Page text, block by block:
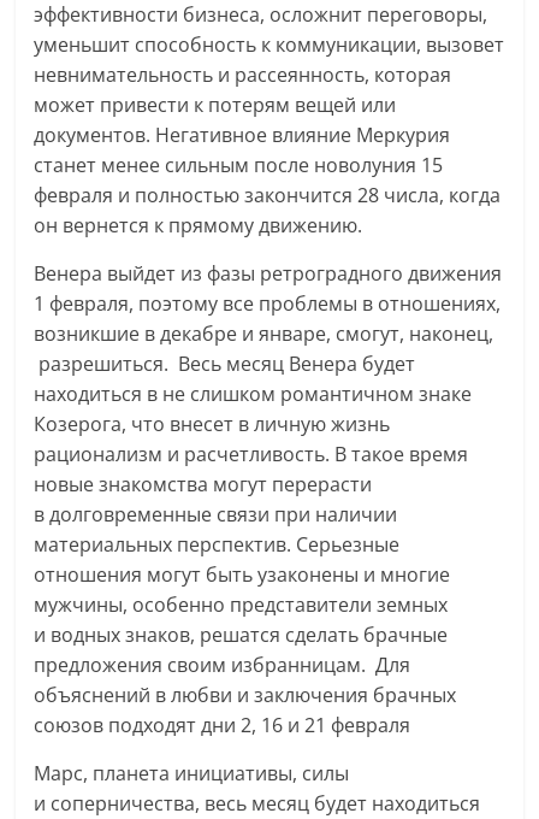
эффективности бизнеса, осложнит переговоры,
уменьшит способность к коммуникации, вызовет
невнимательность и рассеянность, которая
может привести к потерям вещей или
документов. Негативное влияние Меркурия
станет менее сильным после новолуния 15
февраля и полностью закончится 28 числа, когда
он вернется к прямому движению.
Венера выйдет из фазы ретроградного движения
1 февраля, поэтому все проблемы в отношениях,
возникшие в декабре и январе, смогут, наконец,
разрешиться. Весь месяц Венера будет
находиться в не слишком романтичном знаке
Козерога, что внесет в личную жизнь
рационализм и расчетливость. В такое время
новые знакомства могут перерасти
в долговременные связи при наличии
материальных перспектив. Серьезные
отношения могут быть узаконены и многие
мужчины, особенно представители земных
и водных знаков, решатся сделать брачные
предложения своим избранницам. Для
объяснений в любви и заключения брачных
союзов подходят дни 2, 16 и 21 февраля
Марс, планета инициативы, силы
и соперничества, весь месяц будет находиться